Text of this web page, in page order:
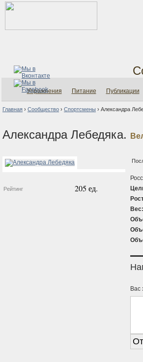
Упражнения Питание Публикации
Главная › Сообщество › Спортсмены › Александра
Александра Лебедяка.
Рейтинг 205 ед.
Вес:
Вас